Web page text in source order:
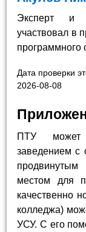
Эксперт и
участвовал в
программного
Дата проверки
2026-08-08
ПТУ может
заведением с
местом для
качественно
колледжа)
УСУ. С его